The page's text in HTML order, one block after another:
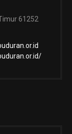
61252